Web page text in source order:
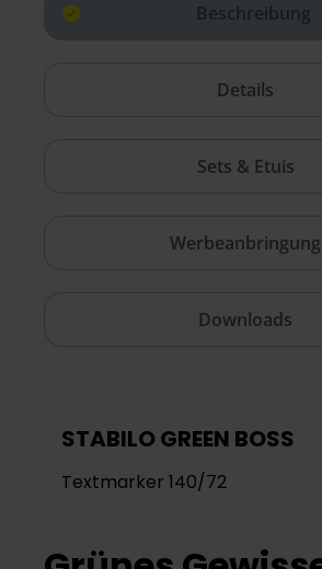
Beschreibung
Details
Sets & Etuis
Werbeanbringung
Downloads
STABILO GREEN BOSS
Textmarker 140/72